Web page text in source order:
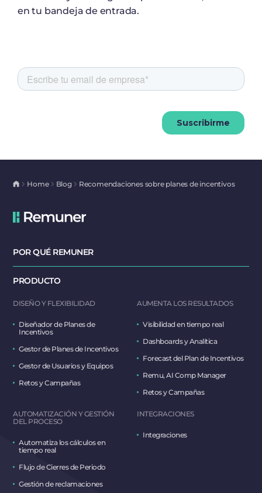
en tu bandeja de entrada.
Home Blog Recomendaciones sobre planes de incentivos
POR QUÉ REMUNER
PRODUCTO
DISEÑO Y FLEXIBILIDAD
Diseñador de Planes de
Incentivos
Gestor de Planes de Incentivos
Gestor de Usuarios y Equipos
Retos y Campañas
AUMENTA LOS RESULTADOS
Visibilidad en tiempo real
Dashboards y Analítica
Forecast del Plan de Incentivos
Remu, AI Comp Manager
Retos y Campañas
AUTOMATIZACIÓN Y GESTIÓN
DEL PROCESO
Automatiza los cálculos en
tiempo real
Flujo de Cierres de Periodo
Gestión de reclamaciones
INTEGRACIONES
Integraciones